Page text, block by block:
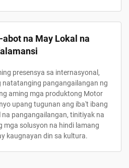
na May Lokal na
presensya sa internasyonal,
natatanging pangangailangan ng
aming mga produktong Motor
upang tugunan ang iba't ibang
pangangailangan, tinitiyak na
mga solusyon na hindi lamang
kaugnayan din sa kultura.